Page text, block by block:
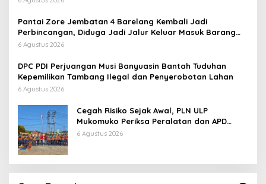
Pantai Zore Jembatan 4 Barelang Kembali Jadi
Perbincangan, Diduga Jadi Jalur Keluar Masuk Barang
Tanpa Dokumen Kepabeanan, Nama Berinisial WL
di Kawasan Pesisir
6 Agustus 2026
DPC PDI Perjuangan Musi Banyuasin Bantah Tuduhan
Kepemilikan Tambang Ilegal dan Penyerobotan Lahan
6 Agustus 2026
Cegah Risiko Sejak Awal, PLN ULP
Mukomuko Periksa Peralatan dan APD
Petugas secara Rutin
6 Agustus 2026